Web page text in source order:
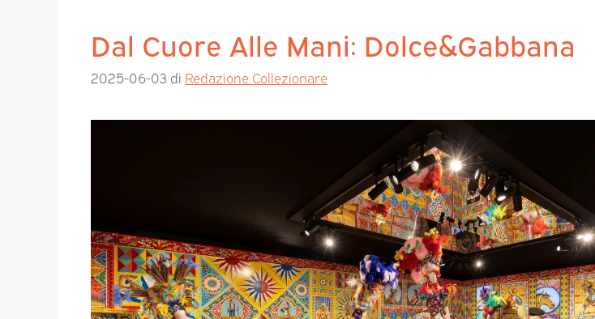
Dal Cuore Alle Mani: Dolce&Gabbana
2025-06-03 di Redazione Collezionare